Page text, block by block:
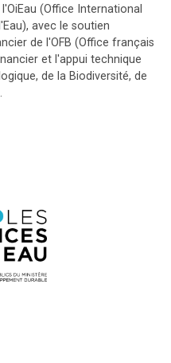
(Office International
avec le soutien
de l'OFB (Office français
et l'appui technique
de la Biodiversité, de